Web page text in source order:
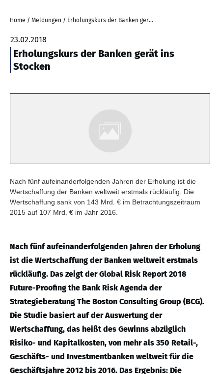
Home / Meldungen / Erholungskurs der Banken gerät ins Stocken
23.02.2018
Erholungskurs der Banken gerät ins
Stocken
Nach fünf aufeinanderfolgenden Jahren der Erholung ist die
Wertschaffung der Banken weltweit erstmals rückläufig. Die
Wertschaffung sank von 143 Mrd. € im Betrachtungszeitraum
2015 auf 107 Mrd. € im Jahr 2016.
Nach fünf aufeinanderfolgenden Jahren der Erholung
ist die Wertschaffung der Banken weltweit erstmals
rückläufig. Das zeigt der Global Risk Report 2018
Future-Proofing the Bank Risk Agenda der
Strategieberatung The Boston Consulting Group (BCG).
Die Studie basiert auf der Auswertung der
Wertschaffung, das heißt des Gewinns abzüglich
Risiko- und Kapitalkosten, von mehr als 350 Retail-,
Geschäfts- und Investmentbanken weltweit für die
Geschäftsjahre 2012 bis 2016. Das Ergebnis: Die